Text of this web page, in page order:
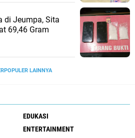
di Jeumpa, Sita
69,46 Gram
LAINNYA
EDUKASI
ENTERTAINMENT